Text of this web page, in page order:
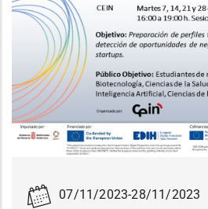
07/11/2023-28/11/2023